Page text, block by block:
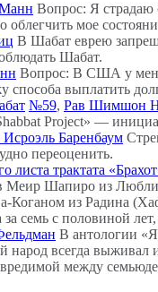
Вопрос: Я страдаю
облегчить мое
В Шабат еврею
Шабат.
Вопрос: В США у меня
выплатить
№59, Рав Шимшон
Project» —
Исроэль Баренбаум
переоценить.
трактата
Меир Шапиро из
Коганом из Радина
семь с половиной
В антологии
всегда выживал
между